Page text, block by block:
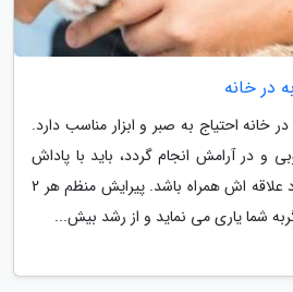
در خانه
خانه احتیاج به صبر و ابزار مناسب دارد.
و در آرامش انجام گردد، باید با پاداش
دادن به گربه و کارهای مورد علاقه اش همراه باشد. پیرایش منظم هر 2